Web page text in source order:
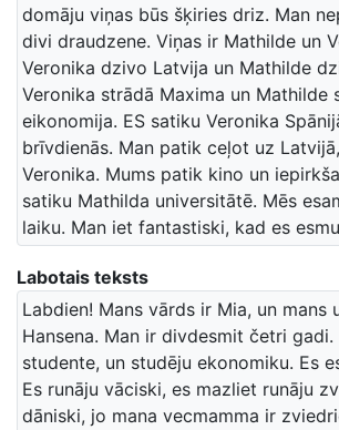
domāju viņas būs šķiries driz. Man
divi draudzene. Viņas ir Mathilde un
Veronika dzivo Latvija un Mathilde
Veronika strādā Maxima un Mathilde
eikonomija. ES satiku Veronika
brīvdienās. Man patik ceļot uz
Veronika. Mums patik kino un
satiku Mathilda universitātē. Mēs
laiku. Man iet fantastiski, kad es
Labotais teksts
Labdien! Mans vārds ir Mia, un mans
Hansena. Man ir divdesmit četri gadi.
studente, un studēju ekonomiku. Es
Es runāju vāciski, es mazliet runāju
dāniski, jo mana vecmamma ir